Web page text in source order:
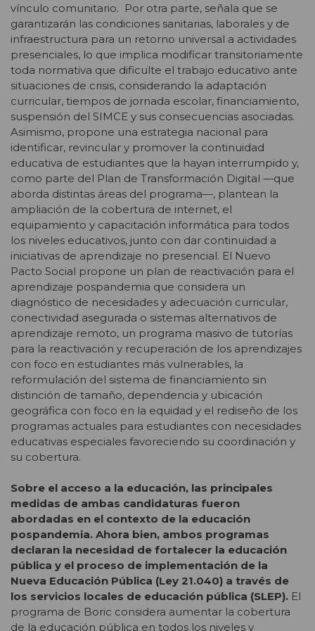
vínculo comunitario. Por otra parte, señala que se
garantizarán las condiciones sanitarias, laborales y de
infraestructura para un retorno universal a actividades
presenciales, lo que implica modificar transitoriamente
toda normativa que dificulte el trabajo educativo ante
situaciones de crisis, considerando la adaptación
curricular, tiempos de jornada escolar, financiamiento,
suspensión del SIMCE y sus consecuencias asociadas.
Asimismo, propone una estrategia nacional para
identificar, revincular y promover la continuidad
educativa de estudiantes que la hayan interrumpido y,
como parte del Plan de Transformación Digital —que
aborda distintas áreas del programa—, plantean la
ampliación de la cobertura de internet, el
equipamiento y capacitación informática para todos
los niveles educativos, junto con dar continuidad a
iniciativas de aprendizaje no presencial. El Nuevo
Pacto Social propone un plan de reactivación para el
aprendizaje pospandemia que considera un
diagnóstico de necesidades y adecuación curricular,
conectividad asegurada o sistemas alternativos de
aprendizaje remoto, un programa masivo de tutorías
para la reactivación y recuperación de los aprendizajes
con foco en estudiantes más vulnerables, la
reformulación del sistema de financiamiento sin
distinción de tamaño, dependencia y ubicación
geográfica con foco en la equidad y el rediseño de los
programas actuales para estudiantes con necesidades
educativas especiales favoreciendo su coordinación y
su cobertura.
Sobre el acceso a la educación, las principales
medidas de ambas candidaturas fueron
abordadas en el contexto de la educación
pospandemia. Ahora bien, ambos programas
declaran la necesidad de fortalecer la educación
pública y el proceso de implementación de la
Nueva Educación Pública (Ley 21.040) a través de
los servicios locales de educación pública (SLEP). El
programa de Boric considera aumentar la cobertura
de la educación pública en todos los niveles y